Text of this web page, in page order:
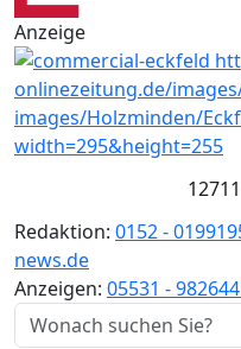
Anzeige
Redaktion: 0152 -
news.de
Anzeigen: 05531 -